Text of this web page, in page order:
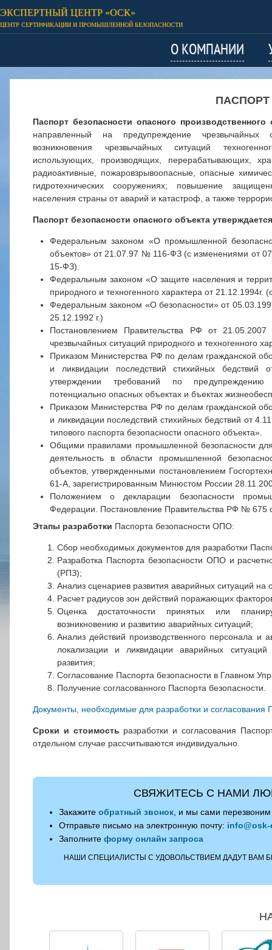
О КОМПАНИИ
ЭКСПЕРТНЫЙ ЦЕНТР «ОСК»
ЦЕНТР СЕРТИФИКАЦИИ И ПРОМЫШЛЕННОЙ БЕЗОПАСНОСТИ
Паспорт безопасности опасного
направленный на предупреждение чрезвычайных
возникновения чрезвычайных ситуаций
использующих, производящих, перерабатывающих,
радиоактивные, пожаровзрывоопасные, опасные
гидротехнических сооружениях; повышение
населения страны от аварий и катастроф, а также
Паспорт безопасности опасного объекта
Федеральным законом «О промышленной
объектов» от 21.07.97 № 116-ФЗ (с изменениями от
15-ФЗ).
Федеральным законом «О защите населения и
природного и техногенного характера от 21.12.1994г.
Федеральным законом «О безопасности» от
25.12.1992 г.)
Постановлением Правительства РФ от
чрезвычайных ситуаций природного и техногенного
Приказом Министерства РФ по делам гражданской
и ликвидации последствий стихийных
утверждении требований по
потенциально опасных объектах и бъектах
Приказом Министерства РФ по делам гражданской
и ликвидации последствий стихийных бедствий от
типового паспорта безопасности опасного объекта».
Общими правилами промышленной безопасности
деятельность в области промышленной
объектов, утвержденными постановлением
61-А, зарегистрированным Минюстом России
Положением о декларации безопасности
Федерации. Постановление Правительства РФ № 675
Этапы разработки Паспорта безопасности ОПО:
Сбор необходимых документов для разработки
Разработка Паспорта безопасности ОПО и
(РПЗ);
Анализ сценариев развития аварийных ситуаций на
Расчет радиусов зон действий поражающих
Оценка достаточности принятых или
возникновению и развитию аварийных ситуаций;
Анализ действий производственного персонала и
локализации и ликвидации аварийных
развития;
Согласование Паспорта безопасности в Главном
Получение согласованного Паспорта безопасности.
Документы, необходимые для разработки и
Сроки и стоимость разработки и согласования
отдельном случае рассчитываются индивидуально.
СВЯЖИТЕСЬ С НАМИ
Закажите обратный звонок , и мы сами
Отправьте письмо на электронную почту: info@osk-
Заполните форму онлайн запроса
НАШИ СПЕЦИАЛИСТЫ С УДОВОЛЬСТВИЕМ ДАДУТ ВАМ